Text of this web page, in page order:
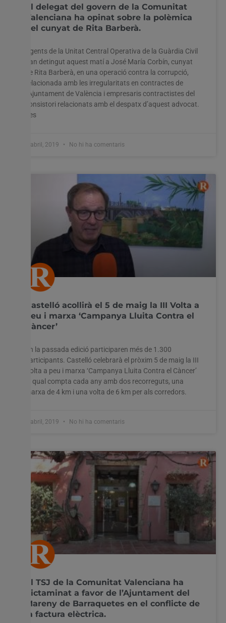
El delegat del govern de la Comunitat
Valenciana ha opinat sobre la polèmica
del cunyat de Rita Barberà.
Agents de la Unitat Central Operativa de la Guàrdia Civil
han detingut aquest matí a José María Corbín, cunyat
de Rita Barberà, en una operació contra la corrupció,
relacionada amb les irregularitats en contractes de
l’Ajuntament de València i empresaris contractistes del
consistori relacionats amb el despatx d’aquest advocat.
Les
2 abril, 2019 No hi ha comentaris
Castelló acollirà el 5 de maig la III Volta a
peu i marxa ‘Campanya Lluita Contra el
Càncer’
En la passada edició participaren més de 1.300
participants. Castelló celebrarà el pròxim 5 de maig la III
Volta a peu i marxa ‘Campanya Lluita Contra el Càncer’
la qual compta cada any amb dos recorreguts, una
marxa de 4 km i una volta de 6 km per als corredors.
2 abril, 2019 No hi ha comentaris
El TSJ de la Comunitat Valenciana ha
dictaminat a favor de l’Ajuntament del
Mareny de Barraquetes en el conflicte de
la factura elèctrica.